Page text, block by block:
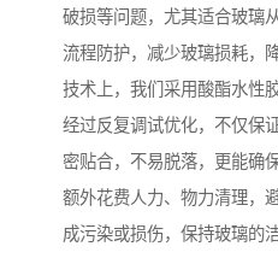
破损等问题，尤其适合玻璃
流程防护，减少玻璃损耗，
技术上，我们采用酸酯水性
经过反复调试优化，不仅保
密贴合，不易脱落，更能确
额外花费人力、物力清理，
成污染或损伤，保持玻璃的